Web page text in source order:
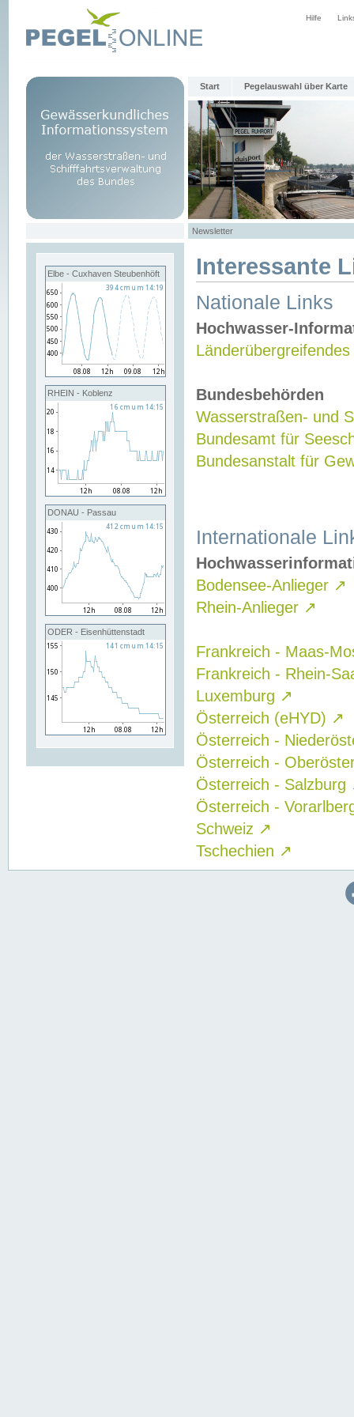
Hilfe
Start Pegelauswahl über Karte
Newsletter
Elbe - Cuxhaven Steubenhöft
RHEIN - Koblenz
DONAU - Passau
ODER - Eisenhüttenstadt
Interessante
Nationale Links
Hochwasser-
Bundesbehörden
Wasserstraßen- und
Bundesamt für
Bundesanstalt für
Internationale
Bodensee-Anlieger ↗
Rhein-Anlieger ↗
Frankreich - Maas-
Frankreich - Rhein-
Luxemburg ↗
Österreich (eHYD) ↗
Österreich -
Österreich -
Österreich - Salzburg
Österreich -
Schweiz ↗
Tschechien ↗